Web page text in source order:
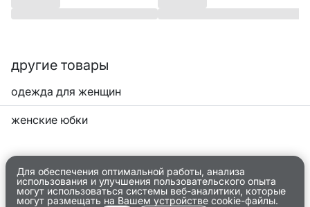
другие товары
одежда для женщин
женские юбки
Для обеспечения оптимальной работы, анализа
использования и улучшения пользовательского опыта
могут использоваться системы веб-аналитики, которые
могут размещать на Вашем устройстве cookie-файлы.